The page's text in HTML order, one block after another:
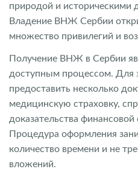
природой и историческими
Владение ВНЖ Сербии
множество привилегий и
Получение ВНЖ в Сербии
доступным процессом. Для
предоставить несколько
медицинскую страховку,
доказательства финансовой
Процедура оформления
количество времени и не
вложений.